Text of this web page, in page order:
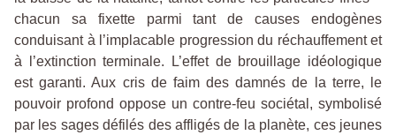
chacun sa fixette parmi tant de causes endogènes
conduisant à l’implacable progression du réchauffement et
à l’extinction terminale. L’effet de brouillage idéologique
est garanti. Aux cris de faim des damnés de la terre, le
pouvoir profond oppose un contre-feu sociétal, symbolisé
par les sages défilés des affligés de la planète, ces jeunes